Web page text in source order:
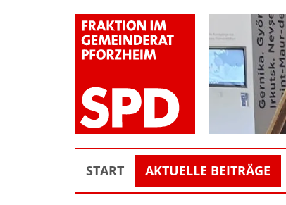
START AKTUELLE BEITRÄGE